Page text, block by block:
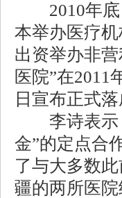
2010年底
本举办医疗
出资举办非
医院”在2011
日宣布正式落
李诗表示，
金”的定点合
了与大多数
疆的两所医院